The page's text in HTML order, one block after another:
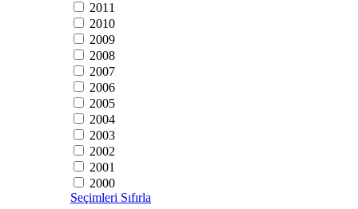
2011
2010
2009
2008
2007
2006
2005
2004
2003
2002
2001
2000
Seçimleri Sıfırla